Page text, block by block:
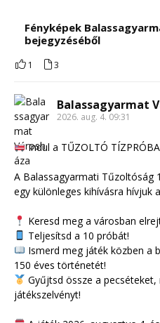
Fényképek
bejegyzéséből
1 3
Balassagyarmat
2026. aug. 4. 09:31
Indul a TŰZOLTÓ
A Balassagyarmati Tűzoltóság
egy különleges kihívásra hívjuk
Keresd meg a városban
Teljesítsd a 10 próbát!
Ismerd meg játék közben a
150 éves történetét!
Gyűjtsd össze a
játékszelvényt!